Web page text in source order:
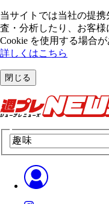
当サイトでは当社の提
査・分析したり、お客
Cookie を使⽤する場合が
詳しくはこちら
閉じる